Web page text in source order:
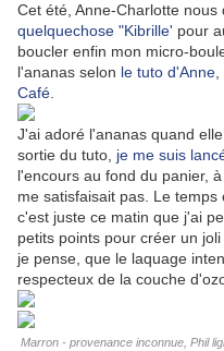
Cet été, Anne-Charlotte
quelquechose "Kibrille' pour
boucler enfin mon micro-
l'ananas selon le tuto d'Anne
Café
J'ai adoré l'ananas quand
sortie du tuto, je me suis
l'encours au fond du panier,
me satisfaisait pas. Le temps
c'est juste ce matin que j'ai
petits points pour créer un
je pense, que le laquage
respecteux de la couche
Marron - provenance inconnue, Phil